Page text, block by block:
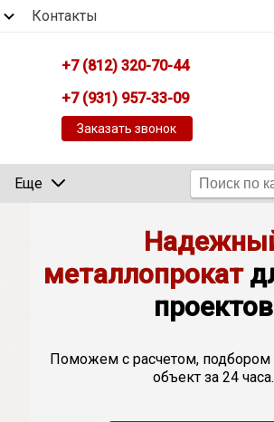
Контакты
+7 (812) 320-70-44
+7 (931) 957-33-09
Заказать звонок
Еще
металлопрокат
проектов
Поможем с расчетом, подбором
объект за 24 часа.